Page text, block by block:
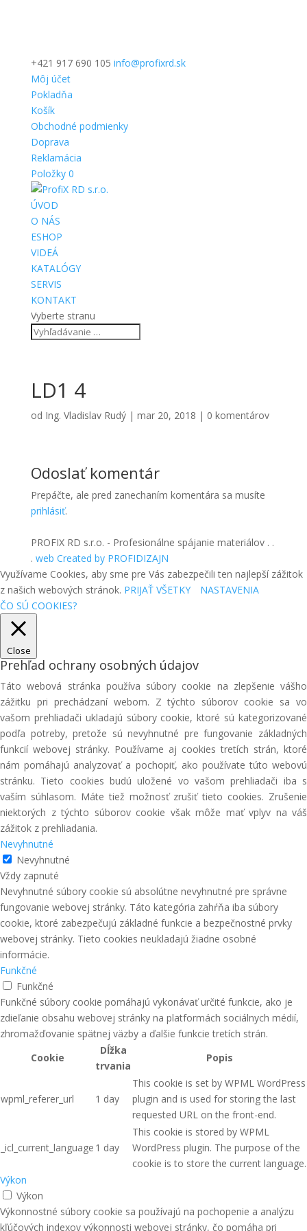
+421 917 690 105 info@profixrd.sk
Môj účet
Pokladňa
Košík
Obchodné podmienky
Doprava
Reklamácia
Položky 0
ÚVOD
O NÁS
ESHOP
VIDEÁ
KATALÓGY
SERVIS
KONTAKT
Vyberte stranu
LD1 4
od Ing. Vladislav Rudý| mar 20, 2018 | 0 komentárov
Odoslať komentár
Prepáčte, ale pred zanechaním komentára sa musíte
prihlásiť.
PROFIX RD s.r.o. - Profesionálne spájanie materiálov . .
. web Created by PROFIDIZAJN
Využívame Cookies, aby sme pre Vás zabezpečili ten najlepší zážitok
z našich webových stránok. PRIJAŤ VŠETKY
NASTAVENIA
ČO SÚ COOKIES?
Close
Prehľad ochrany osobných údajov
Táto webová stránka používa súbory cookie na zlepšenie vášho
zážitku pri prechádzaní webom. Z týchto súborov cookie sa vo
vašom prehliadači ukladajú súbory cookie, ktoré sú kategorizované
podľa potreby, pretože sú nevyhnutné pre fungovanie základných
funkcií webovej stránky. Používame aj cookies tretích strán, ktoré
nám pomáhajú analyzovať a pochopiť, ako používate túto webovú
stránku. Tieto cookies budú uložené vo vašom prehliadači iba s
vaším súhlasom. Máte tiež možnosť zrušiť tieto cookies. Zrušenie
niektorých z týchto súborov cookie však môže mať vplyv na váš
zážitok z prehliadania.
Nevyhnutné
Nevyhnutné
Vždy zapnuté
Nevyhnutné súbory cookie sú absolútne nevyhnutné pre správne
fungovanie webovej stránky. Táto kategória zahŕňa iba súbory
cookie, ktoré zabezpečujú základné funkcie a bezpečnostné prvky
webovej stránky. Tieto cookies neukladajú žiadne osobné
informácie.
Funkčné
Funkčné
Funkčné súbory cookie pomáhajú vykonávať určité funkcie, ako je
zdieľanie obsahu webovej stránky na platformách sociálnych médií,
zhromažďovanie spätnej väzby a ďalšie funkcie tretích strán.
Cookie
Dĺžka
trvania
Popis
wpml_referer_url 1 day
This cookie is set by WPML WordPress
plugin and is used for storing the last
requested URL on the front-end.
_icl_current_language 1 day
This cookie is stored by WPML
WordPress plugin. The purpose of the
cookie is to store the current language.
Výkon
Výkon
Výkonnostné súbory cookie sa používajú na pochopenie a analýzu
kľúčových indexov výkonnosti webovej stránky, čo pomáha pri